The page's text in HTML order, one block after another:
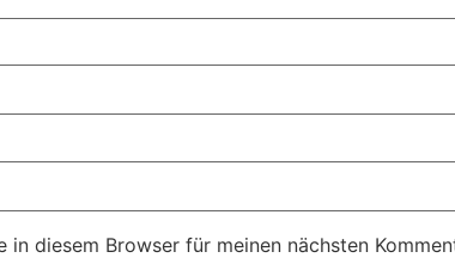
in diesem Browser für meinen nächsten